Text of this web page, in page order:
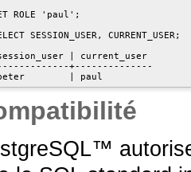
ROLE 'paul';
SESSION_USER, CURRENT_USER;
| current_user
+--------------
™